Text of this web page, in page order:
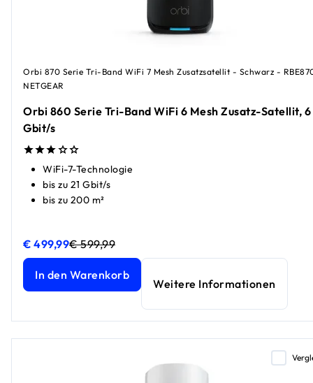
Orbi 870 Serie Tri-Band WiFi 7 Mesh Zusatzsatellit - Schwarz -
NETGEAR
Orbi 860 Serie Tri-Band WiFi 6 Mesh Zusatz-Satellit, 6
Gbit/s
WiFi-7-Technologie
bis zu 21 Gbit/s
bis zu 200 m²
€ 499,99
Orbi 860 Serie Tri-Band WiFi 6 Mesh Zusatz-Satellit, 6
€ 599,99
Orbi 860 Serie Tri-Band WiFi 6 Mesh Zusatz-Satellit, 6
In den Warenkorb
Weitere Informationen